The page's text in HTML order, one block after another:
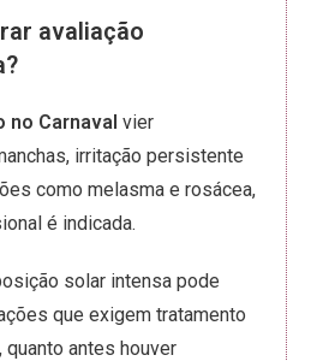
avaliação
no Carnaval vier
irritação persistente
como melasma e rosácea,
é indicada.
solar intensa pode
que exigem tratamento
, quanto antes houver